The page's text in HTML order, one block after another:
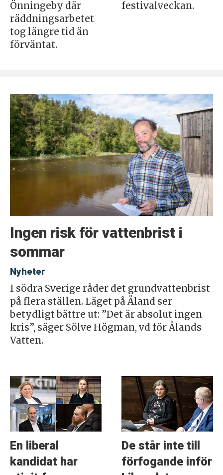
Önningeby där
räddningsarbetet
tog längre tid än
förväntat.
festivalveckan.
Ingen risk för vattenbrist i
sommar
Nyheter
I södra Sverige råder det grundvattenbrist
på flera ställen. Läget på Åland ser
betydligt bättre ut: ”Det är absolut ingen
kris”, säger Sölve Högman, vd för Ålands
Vatten.
En liberal
kandidat har
De står inte till
förfogande inför